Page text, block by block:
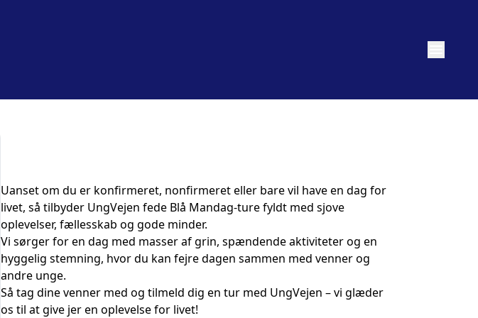
Uanset om du er konfirmeret, nonfirmeret eller bare vil have en dag for
livet, så tilbyder UngVejen fede Blå Mandag-ture fyldt med sjove
oplevelser, fællesskab og gode minder.
Vi sørger for en dag med masser af grin, spændende aktiviteter og en
hyggelig stemning, hvor du kan fejre dagen sammen med venner og
andre unge.
Så tag dine venner med og tilmeld dig en tur med UngVejen – vi glæder
os til at give jer en oplevelse for livet!